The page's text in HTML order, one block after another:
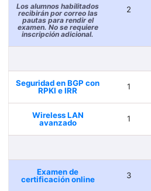
Los alumnos habilitados
recibirán por correo las
pautas para rendir el
examen. No se requiere
inscripción adicional.
2
Seguridad en BGP con
RPKI e IRR
1
Wireless LAN
avanzado
1
Examen de
certificación online
3